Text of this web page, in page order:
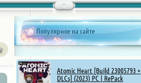
Популярное на сайте
Atomic Heart [Build 23005793 +
DLCs] (2023) PC | RePack